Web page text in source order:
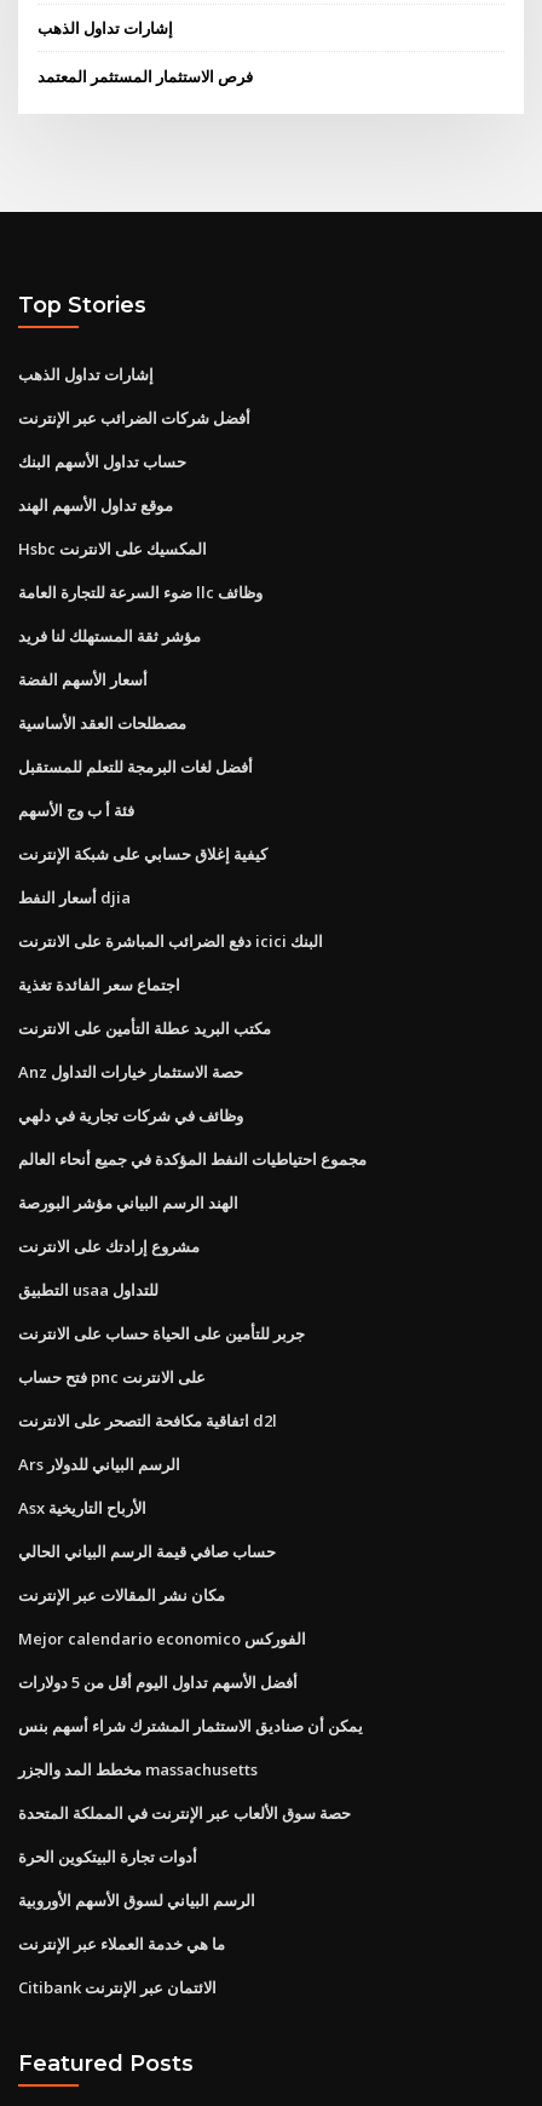
إشارات تداول الذهب
فرص الاستثمار المستثمر المعتمد
Top Stories
إشارات تداول الذهب
أفضل شركات الضرائب عبر الإنترنت
حساب تداول الأسهم البنك
موقع تداول الأسهم الهند
Hsbc المكسيك على الانترنت
ضوء السرعة للتجارة العامة llc وظائف
مؤشر ثقة المستهلك لنا فريد
أسعار الأسهم الفضة
مصطلحات العقد الأساسية
أفضل لغات البرمجة للتعلم للمستقبل
فئة أ ب وج الأسهم
كيفية إغلاق حسابي على شبكة الإنترنت
أسعار النفط djia
دفع الضرائب المباشرة على الانترنت icici البنك
اجتماع سعر الفائدة تغذية
مكتب البريد عطلة التأمين على الانترنت
Anz حصة الاستثمار خيارات التداول
وظائف في شركات تجارية في دلهي
مجموع احتياطيات النفط المؤكدة في جميع أنحاء العالم
الهند الرسم البياني مؤشر البورصة
مشروع إرادتك على الانترنت
التطبيق usaa للتداول
جربر للتأمين على الحياة حساب على الانترنت
فتح حساب pnc على الانترنت
اتفاقية مكافحة التصحر على الانترنت d2l
Ars الرسم البياني للدولار
Asx الأرباح التاريخية
حساب صافي قيمة الرسم البياني الحالي
مكان نشر المقالات عبر الإنترنت
Mejor calendario economico الفوركس
أفضل الأسهم تداول اليوم أقل من 5 دولارات
يمكن أن صناديق الاستثمار المشترك شراء أسهم بنس
مخطط المد والجزر massachusetts
حصة سوق الألعاب عبر الإنترنت في المملكة المتحدة
أدوات تجارة البيتكوين الحرة
الرسم البياني لسوق الأسهم الأوروبية
ما هي خدمة العملاء عبر الإنترنت
Citibank الائتمان عبر الإنترنت
Featured Posts